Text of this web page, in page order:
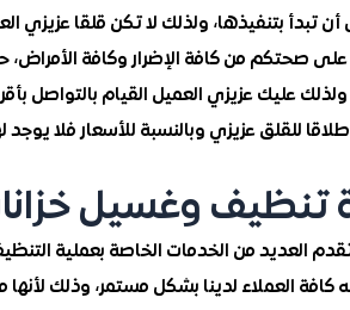
أن تبدأ بتنفيذها، ولذلك لا تكن قلقا
صحتكم من كافة الإضرار وكافة الأمراض،
ولذلك عليك عزيزي العميل القيام
للقلق عزيزي وبالنسبة للأسعار فلا يوجد
وغسيل
من الخدمات الخاصة بعملية التنظيف
كافة العملاء لدينا بشكل مستمر، وذلك